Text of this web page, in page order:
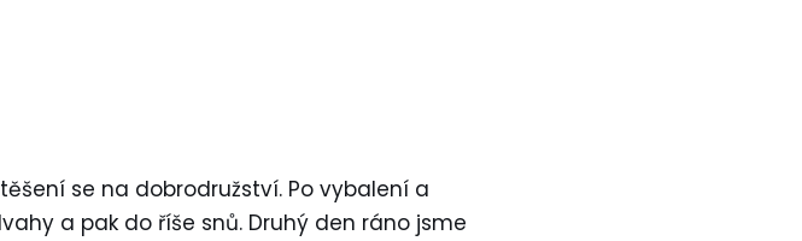
se na dobrodružství. Po vybalení a
a pak do říše snů. Druhý den ráno jsme